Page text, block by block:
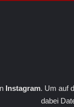
Instagram. Um auf
dabei